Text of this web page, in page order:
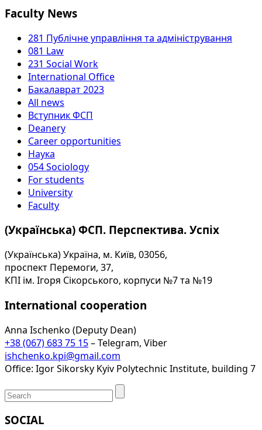
Faculty News
281 Публічне управління та адміністрування
081 Law
231 Social Work
International Office
Бакалаврат 2023
All news
Вступник ФСП
Deanery
Career opportunities
Наука
054 Sociology
For students
University
Faculty
(Українська) ФСП. Перспектива. Успіх
(Українська) Україна, м. Київ, 03056,
проспект Перемоги, 37,
КПІ ім. Ігоря Сікорського, корпуси №7 та №19
International cooperation
Anna Ischenko (Deputy Dean)
+38 (067) 683 75 15– Telegram, Viber
ishchenko.kpi@gmail.com
Office: Igor Sikorsky Kyiv Polytechnic Institute, building 7
SOCIAL